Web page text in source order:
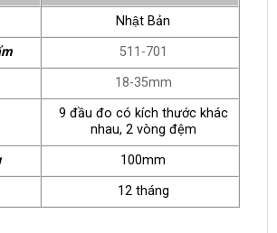
Nhật Bản
511-701
18-35mm
9 đầu đo có kích thước khác
nhau, 2 vòng đệm
100mm
12 tháng